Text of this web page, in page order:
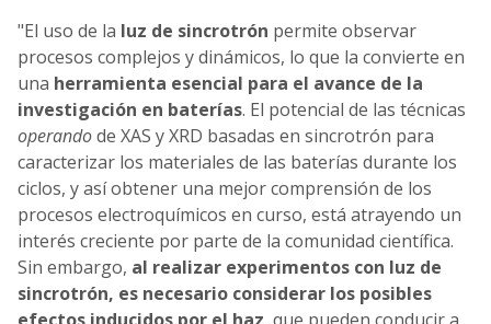
"El uso de la luz de sincrotrón permite observar
procesos complejos y dinámicos, lo que la convierte en
una herramienta esencial para el avance de la
investigación en baterías. El potencial de las técnicas
operandode XAS y XRD basadas en sincrotrón para
caracterizar los materiales de las baterías durante los
ciclos, y así obtener una mejor comprensión de los
procesos electroquímicos en curso, está atrayendo un
interés creciente por parte de la comunidad científica.
Sin embargo, al realizar experimentos con luz de
sincrotrón, es necesario considerar los posibles